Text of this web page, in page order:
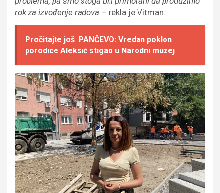
rok za izvođenje radova – rekla je Vitman.
Pročitajte još PANČEVO: Vredan poklon
porodice Aleksić stigao u Narodni muzej